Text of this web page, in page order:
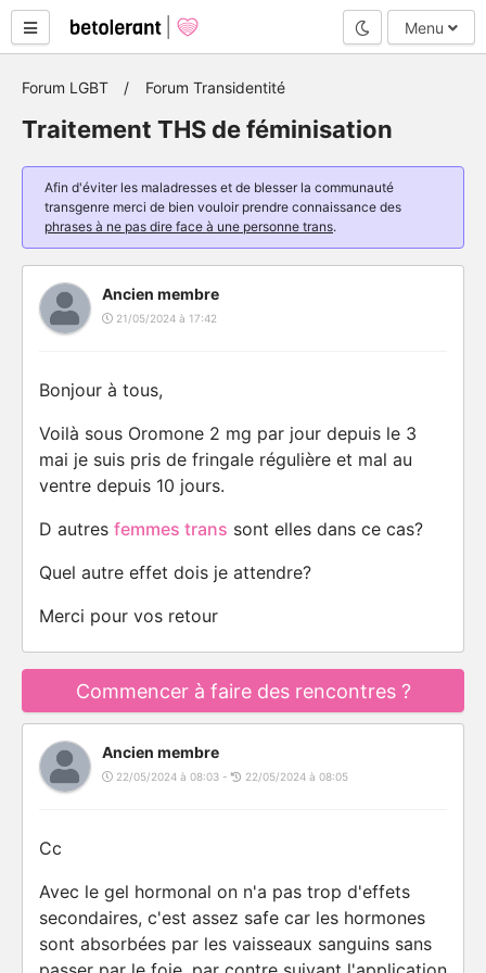
Mode nuit
Menu
Forum LGBT Forum Transidentité
Traitement THS de féminisation
Afin d'éviter les maladresses et de blesser la communauté
transgenre merci de bien vouloir prendre connaissance des
phrases à ne pas dire face à une personne trans.
Ancien membre
21/05/2024 à 17:42
Bonjour à tous,
Voilà sous Oromone 2 mg par jour depuis le 3
mai je suis pris de fringale régulière et mal au
ventre depuis 10 jours.
D autres femmes trans sont elles dans ce cas?
Quel autre effet dois je attendre?
Merci pour vos retour
Commencer à faire des rencontres ?
Ancien membre
22/05/2024 à 08:03 - 22/05/2024 à 08:05
Cc
Avec le gel hormonal on n'a pas trop d'effets
secondaires, c'est assez safe car les hormones
sont absorbées par les vaisseaux sanguins sans